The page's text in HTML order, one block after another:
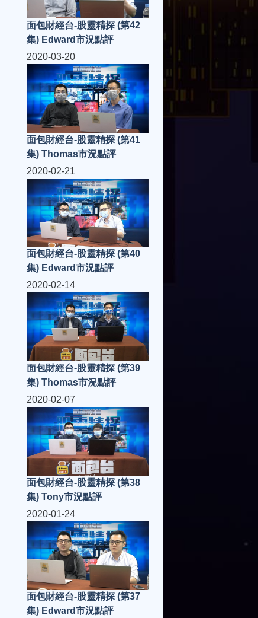
面包財經台-股靈精探 (第42
集) Edward市況點評
2020-03-20
面包財經台-股靈精探 (第41
集) Thomas市況點評
2020-02-21
面包財經台-股靈精探 (第40
集) Edward市況點評
2020-02-14
面包財經台-股靈精探 (第39
集) Thomas市況點評
2020-02-07
面包財經台-股靈精探 (第38
集) Tony市況點評
2020-01-24
面包財經台-股靈精探 (第37
集) Edward市況點評